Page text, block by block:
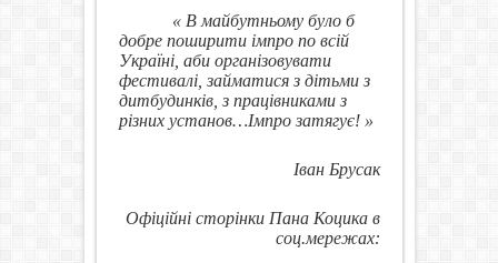
« В майбутньому було б
добре поширити імпро по всій
Україні, аби організовувати
фестивалі, займатися з дітьми з
дитбудинків, з працівниками з
різних установ…Імпро затягує! »
Іван Брусак
Офіційні сторінки Пана Коцика в
соц.мережах: